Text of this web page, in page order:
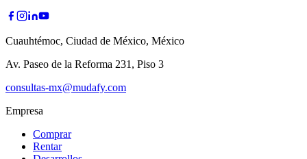
Cuauhtémoc, Ciudad de México, México
Av. Paseo de la Reforma 231, Piso 3
consultas-mx@mudafy.com
Empresa
Comprar
Rentar